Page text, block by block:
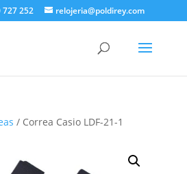
727 252 relojeria@poldirey.com
/ Correa Casio LDF-21-1